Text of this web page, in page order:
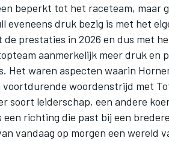
beperkt tot het raceteam, maar
eveneens druk bezig is met het
prestaties in 2026 en dus met
aanmerkelijk meer druk en
Het waren aspecten waarin
voortdurende woordenstrijd met
soort leiderschap, een andere
richting die past bij een
vandaag op morgen een wereld